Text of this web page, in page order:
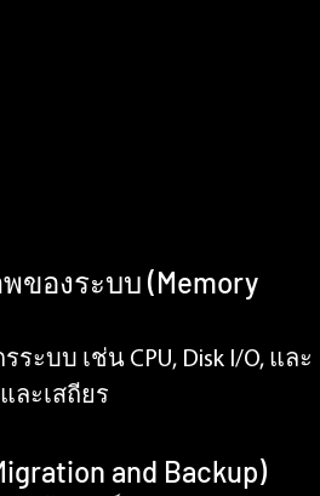
องระบบ (Memory
บบ เช่น CPU, Disk I/O, และ
ละเสถียร
and Backup)